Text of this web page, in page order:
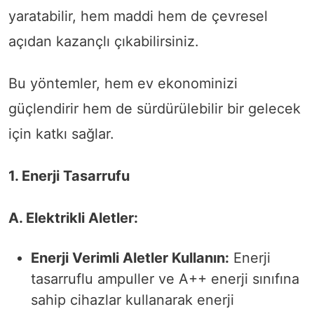
yaratabilir, hem maddi hem de çevresel
açıdan kazançlı çıkabilirsiniz.
Bu yöntemler, hem ev ekonominizi
güçlendirir hem de sürdürülebilir bir gelecek
için katkı sağlar.
1. Enerji Tasarrufu
A. Elektrikli Aletler:
Enerji Verimli Aletler Kullanın: Enerji
tasarruflu ampuller ve A++ enerji sınıfına
sahip cihazlar kullanarak enerji